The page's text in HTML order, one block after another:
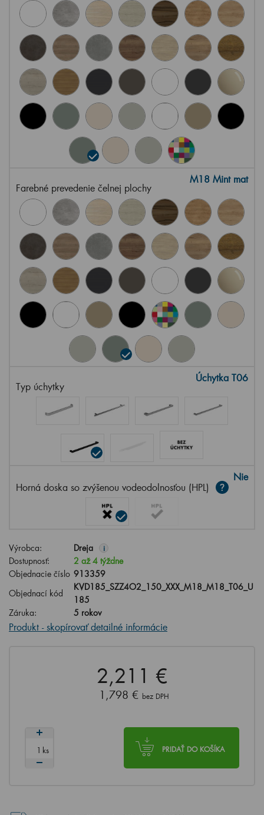
Farebné prevedenie čelnej plochy
M18 Mint mat
Typ úchytky
Úchytka T06
Horná doska so zvýšenou vodeodolnosťou (HPL)
Nie
Výrobca: Dreja i
Dostupnosť:
2 až 4 týždne
Objednacie číslo 913359
Objednací kód
KVD185_SZZ4O2_150_XXX_M18_M18_T06_U
185
Záruka:
5 rokov
Produkt - skopírovať detailné informácie
2,211 €
1,798 € bez DPH
PRIDAŤ DO KOŠÍKA
ks